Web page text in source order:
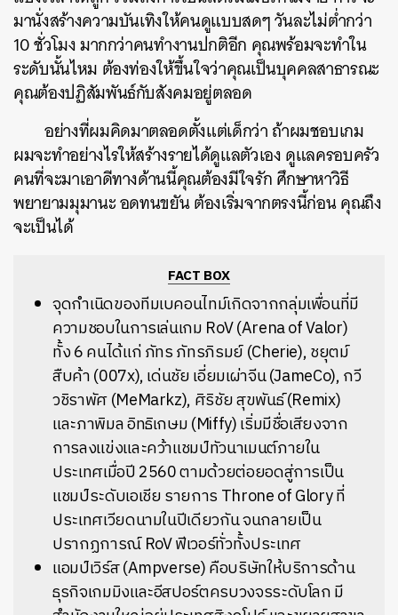
มานั่งสร้างความบันเทิงให้คนดูแบบสดๆ วันละไม่ต่ำกว่า
10 ชั่วโมง มากกว่าคนทำงานปกติอีก คุณพร้อมจะทำใน
ระดับนั้นไหม ต้องท่องให้ขึ้นใจว่าคุณเป็นบุคคลสาธารณะ
คุณต้องปฏิสัมพันธ์กับสังคมอยู่ตลอด
อย่างที่ผมคิดมาตลอดตั้งแต่เด็กว่า ถ้าผมชอบเกม
ผมจะทำอย่างไรให้สร้างรายได้ดูแลตัวเอง ดูแลครอบครัว
คนที่จะมาเอาดีทางด้านนี้คุณต้องมีใจรัก ศึกษาหาวิธี
พยายามมุมานะ อดทนขยัน ต้องเริ่มจากตรงนี้ก่อน คุณถึง
จะเป็นได้
FACT BOX
จุดกำเนิดของทีมเบคอนไทม์เกิดจากกลุ่มเพื่อนที่มี
ความชอบในการเล่นเกม RoV (Arena of Valor)
ทั้ง 6 คนได้แก่ ภัทร ภัทรภิรมย์ (Cherie), ชยุตม์
สืบค้า (007x), เด่นชัย เอี่ยมเผ่าจีน (JameCo), กวี
วชิราพัศ (MeMarkz), ศิริชัย สุขพันธ์ (Remix)
และภาพิมล อิทธิเกษม (Miffy) เริ่มมีชื่อเสียงจาก
การลงแข่งและคว้าแชมป์ทัวนาเมนต์ภายใน
ประเทศเมื่อปี 2560 ตามด้วยต่อยอดสู่การเป็น
แชมป์ระดับเอเชีย รายการ Throne of Glory ที่
ประเทศเวียดนามในปีเดียวกัน จนกลายเป็น
ปรากฏการณ์ RoV ฟีเวอร์ทั่วทั้งประเทศ
แอมป์เวิร์ส (Ampverse) คือบริษัทให้บริการด้าน
ธุรกิจเกมมิงและอีสปอร์ตครบวงจรระดับโลก มี